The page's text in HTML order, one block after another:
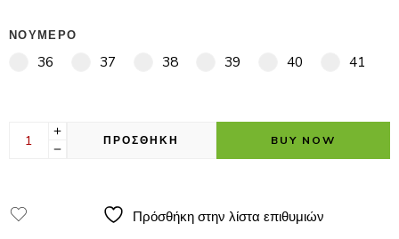
ΝΟΥΜΕΡΟ
36 37 38 39 40 41
ΠΡΟΣΘΗΚΗ BUY NOW
Πρόσθήκη στην λίστα επιθυμιών